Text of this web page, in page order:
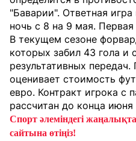
"Баварии". Ответная
ночь с 8 на 9 мая.
В текущем сезоне
которых забил 43 гола и
результативных
оценивает стоимость
евро. Контракт игрока с
рассчитан до конца
Спорт әлеміндегі
сайтына өтіңіз!